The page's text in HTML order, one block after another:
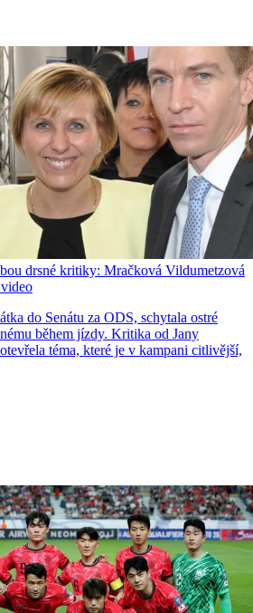
drsné kritiky: Mračková Vildumetzová
do Senátu za ODS, schytala ostré
během jízdy. Kritika od Jany
téma, které je v kampani citlivější,